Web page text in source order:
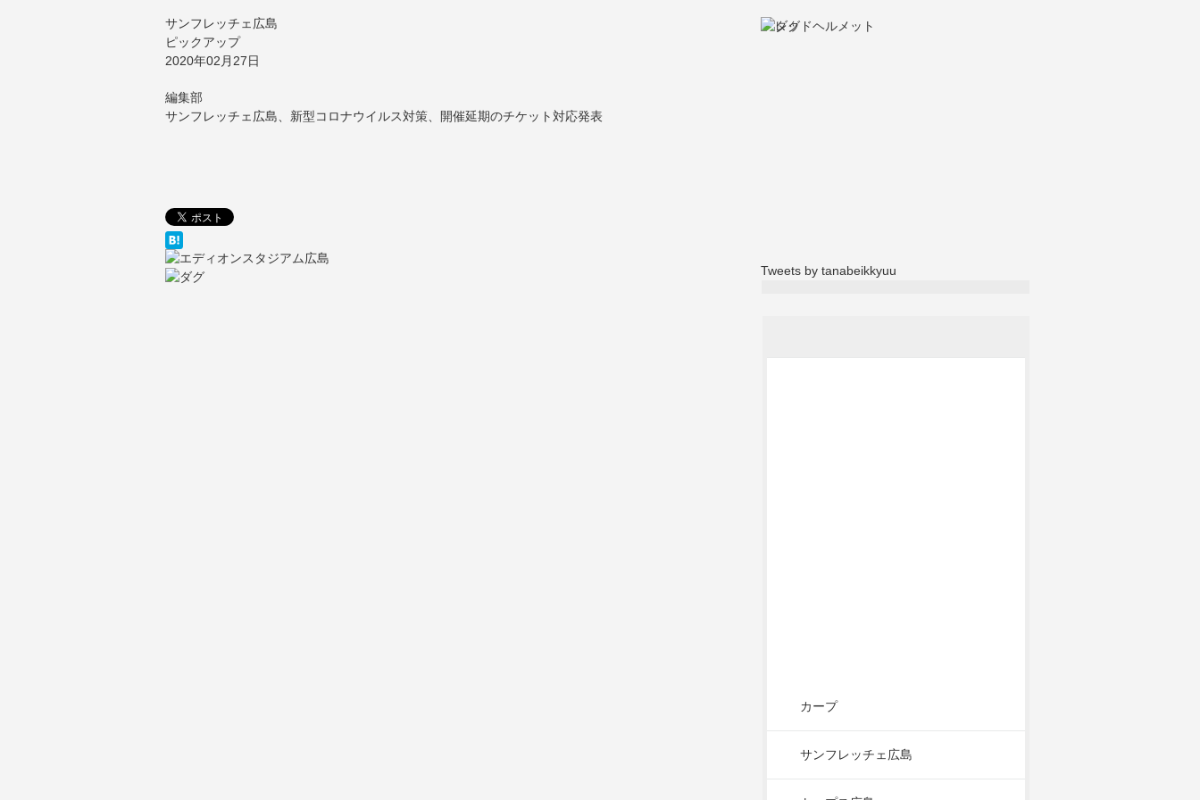
サンフレッチェ広島
ピックアップ
2020年02月27日
編集部
サンフレッチェ広島、新型コロナウイルス対策、開催延期のチケット対応発表
Tweets by tanabeikkyuu
カープ
サンフレッチェ広島